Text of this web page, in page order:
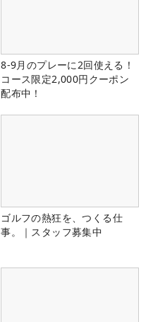
8-9月のプレーに2回使える！
コース限定2,000円クーポン
配布中！
ゴルフの熱狂を、つくる仕
事。｜スタッフ募集中